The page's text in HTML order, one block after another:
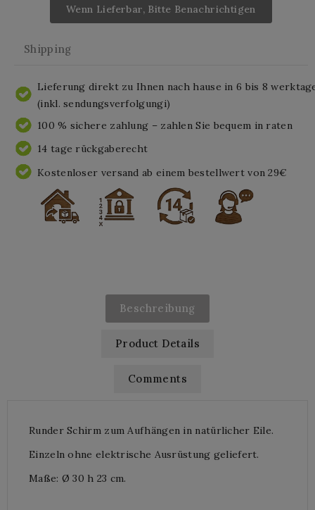
Wenn Lieferbar, Bitte Benachrichtigen
Shipping
Lieferung direkt zu Ihnen nach hause in 6 bis 8
(inkl. sendungsverfolgungi)
100 % sichere zahlung – zahlen Sie bequem in raten
14 tage rückgaberecht
Kostenloser versand ab einem bestellwert von 29€
Beschreibung
Product Details
Comments
Runder Schirm zum Aufhängen in natürlicher Eile.
Einzeln ohne elektrische Ausrüstung geliefert.
Maße: Ø 30 h 23 cm.